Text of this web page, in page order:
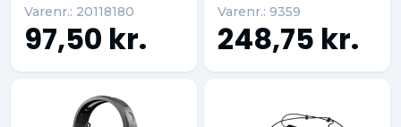
Varenr.: 20118180
97,50 kr.
Varenr.: 9359
248,75 kr.